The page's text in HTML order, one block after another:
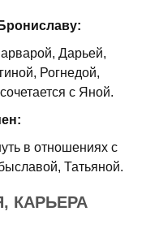
Дарьей,
Рогнедой,
с Яной.
в отношениях с
Татьяной.
КАРЬЕРА